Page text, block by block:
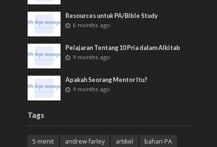
Resources untuk PA/Bible Study
6 months ago
Pelajaran Tentang 10 Pria dalam Alkitab
9 months ago
Apakah Seorang Mentor Itu?
9 months ago
Tags
5 menit andrew farley artikel bahan PA